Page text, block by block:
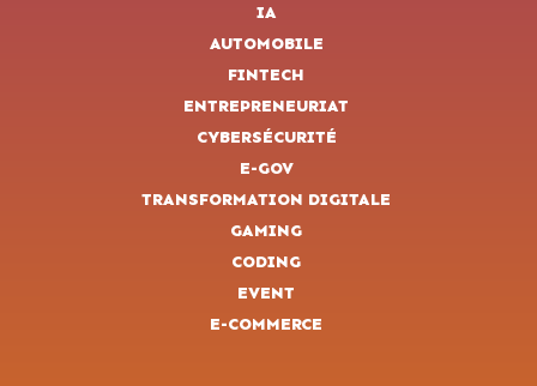
IA
AUTOMOBILE
FINTECH
ENTREPRENEURIAT
CYBERSÉCURITÉ
E-GOV
TRANSFORMATION DIGITALE
GAMING
CODING
EVENT
E-COMMERCE